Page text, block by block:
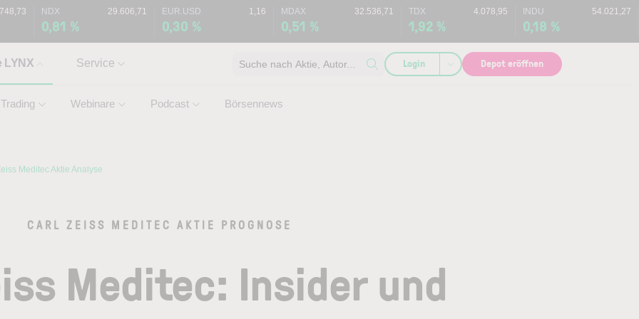
NDX 29.606,71
0,81 %
EUR.USD 1,16
0,30 %
MDAX 32.536,71
0,51 %
TDX 4.078,95
1,92 %
INDU 54.021,27
0,18 %
LYNX
Trading Webinare Podcast Börsennews
Service Suche nach Aktie, Autor... Login Depot eröffnen
Meditec Aktie Analyse
CARL ZEISS MEDITEC AKTIE PROGNOSE
Meditec: Insider und